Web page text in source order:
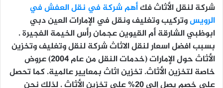
شركة لنقل الأثاث فكأهم شركة في نقل العفش في
الرويسوتركيب وتغليف ونقل في الإمارات العين دبي
ابوظبي الشارقة أم القيوين عجمان رأس الخيمة الفجيرة .
بسبب افضل اسعار لنقل الاثاث شركة لنقل وتغليف وتخزين
الأثاث حول الإمارات (خدمات النقل من عام 2004) عروض
خاصة لتخزين الأثاث. تخزين اثاث بمعايير عالمية. كما تحصل
على خصم يصل إلى 20% على تخزين الأثاث . لذلك نحن